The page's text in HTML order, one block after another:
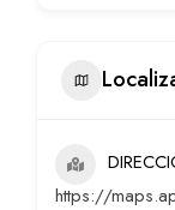
https://